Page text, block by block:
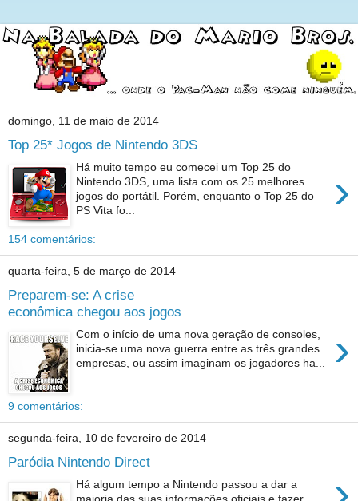
domingo, 11 de maio de 2014
Top 25* Jogos de Nintendo 3DS
›
Há muito tempo eu comecei um Top 25 do
Nintendo 3DS, uma lista com os 25 melhores
jogos do portátil. Porém, enquanto o Top 25 do
PS Vita fo...
154 comentários:
quarta-feira, 5 de março de 2014
Preparem-se: A crise
econômica chegou aos jogos
›
Com o início de uma nova geração de consoles,
inicia-se uma nova guerra entre as três grandes
empresas, ou assim imaginam os jogadores ha...
9 comentários:
segunda-feira, 10 de fevereiro de 2014
Paródia Nintendo Direct
Há algum tempo a Nintendo passou a dar a